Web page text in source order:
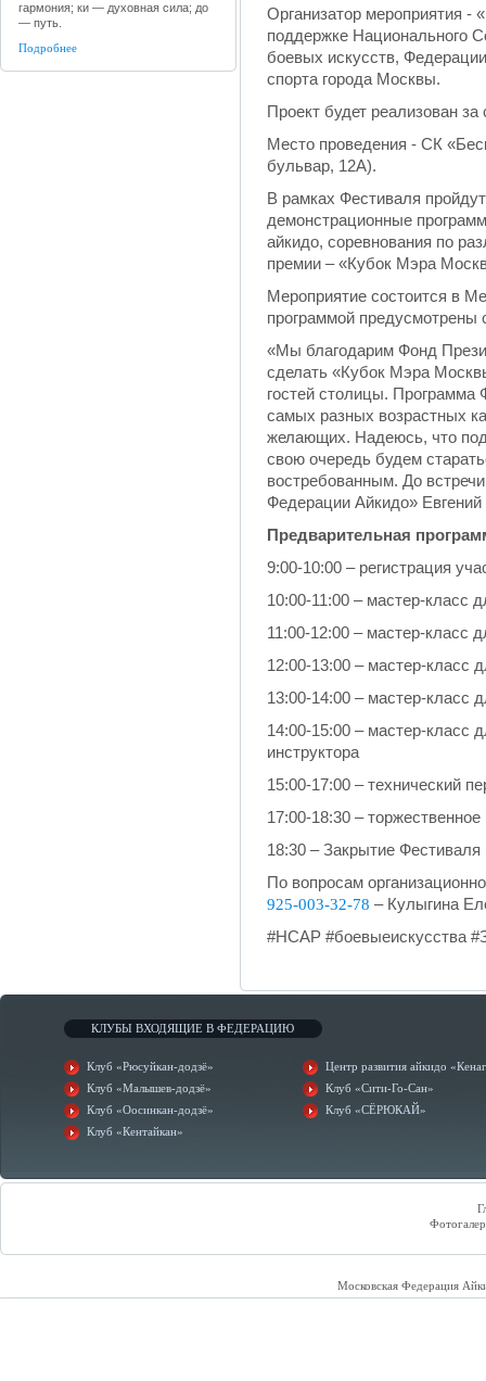
гармония; ки — духовная сила; до
— путь.
Подробнее
Организатор мероприятия -
поддержке Национального
боевых искусств,
спорта города Москвы.
Проект будет реализован
Место проведения - СК
бульвар, 12А).
В рамках Фестиваля
демонстрационные
айкидо, соревнования по
премии – «Кубок Мэра
Мероприятие состоится в
программой предусмотрены
«Мы благодарим Фонд
сделать «Кубок Мэра
гостей столицы. Программа
самых разных возрастных
желающих. Надеюсь, что
свою очередь будем
востребованным. До
Федерации Айкидо»
Предварительная
9:00-10:00 – регистрация
10:00-11:00 – мастер-
11:00-12:00 – мастер-класс
12:00-13:00 – мастер-класс
13:00-14:00 – мастер-
14:00-15:00 – мастер-класс
инструктора
15:00-17:00 – технический
17:00-18:30 –
18:30 – Закрытие Фестиваля
По вопросам
925-003-32-78 – Кулыгина
#НСАР #боевыеискусства
КЛУБЫ ВХОДЯЩИЕ В ФЕДЕРАЦИЮ
Клуб «Рюсуйкан-додзё»
Клуб «Малышев-додзё»
Клуб «Оосинкан-додзё»
Клуб «Кентайкан»
Центр развития айкидо
Клуб «Сити-Го-Сан»
Клуб «СЁРЮКАЙ»
Московская Федерация